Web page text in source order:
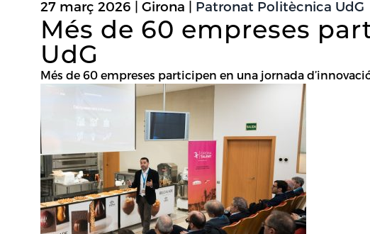
27 març 2026 | Girona | Patronat Politècnica UdG
Més de 60 empreses
UdG
Més de 60 empreses participen en una jornada